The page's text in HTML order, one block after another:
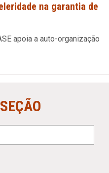
na garantia de
apoia a auto-organização